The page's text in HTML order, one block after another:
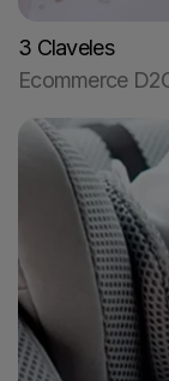
3 Claveles
Ecommerce